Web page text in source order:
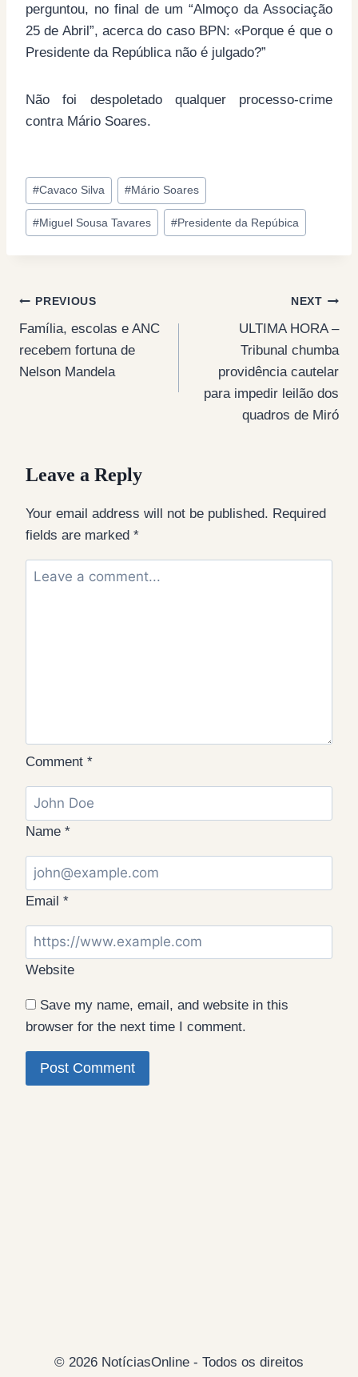
perguntou, no final de um “Almoço da Associação
25 de Abril”, acerca do caso BPN: «Porque é que o
Presidente da República não é julgado?”
Não foi despoletado qualquer processo-crime
contra Mário Soares.
Post
Tags:
#Cavaco Silva #Mário Soares
#Miguel Sousa Tavares #Presidente da Repúbica
Post
navigation
PREVIOUS
Família, escolas e ANC
recebem fortuna de
Nelson Mandela
NEXT
ULTIMA HORA –
Tribunal chumba
providência cautelar
para impedir leilão dos
quadros de Miró
Leave a Reply
Your email address will not be published. Required
fields are marked *
Comment *
Name *
Email *
Website
Save my name, email, and website in this
browser for the next time I comment.
© 2026 NotíciasOnline - Todos os direitos